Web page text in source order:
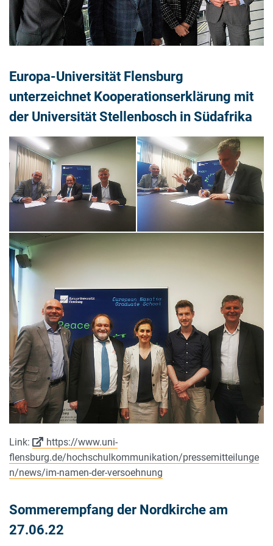
Europa-Universität Flensburg
unterzeichnet Kooperationserklärung mit
der Universität Stellenbosch in Südafrika
Link:
https://www.uni-
flensburg.de/hochschulkommunikation/pressemitteilunge
n/news/im-namen-der-versoehnung
Sommerempfang der Nordkirche am
27.06.22